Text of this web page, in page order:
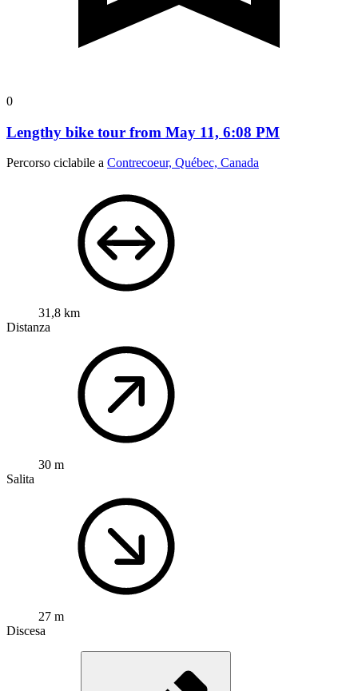
0
Lengthy bike tour from May 11, 6:08 PM
Percorso ciclabile a Contrecoeur, Québec, Canada
31,8 km
Distanza
30 m
Salita
27 m
Discesa